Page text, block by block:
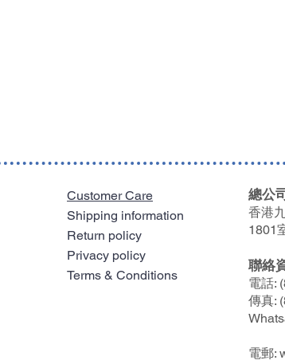
Customer Care
Shipping information
Return policy
Privacy policy
Terms & Conditions
總公
香港
1801
聯絡
電話:
傳真:
電郵: